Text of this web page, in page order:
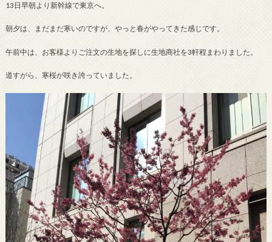
13日早朝より新幹線で東京へ。
朝夕は、まだまだ寒いのですが、やっと春がやってきた感じです。
午前中は、お客様よりご注文の生地を探しに生地商社を3軒程まわりました。
道すがら、寒桜が咲き誇っていました。